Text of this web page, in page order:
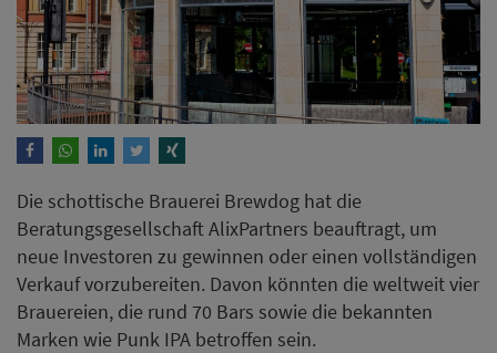
Die schottische Brauerei Brewdog hat die
Beratungsgesellschaft AlixPartners beauftragt, um
neue Investoren zu gewinnen oder einen vollständigen
Verkauf vorzubereiten. Davon könnten die weltweit vier
Brauereien, die rund 70 Bars sowie die bekannten
Marken wie Punk IPA betroffen sein.